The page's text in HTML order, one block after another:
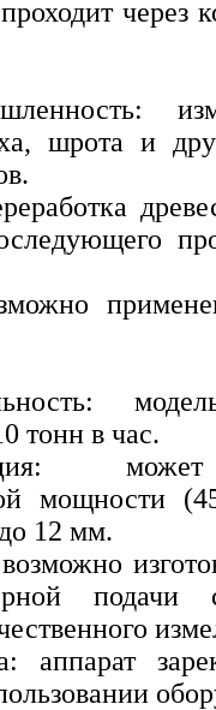
через
шрота и
тонн в час.
может
12 мм.
аппарат